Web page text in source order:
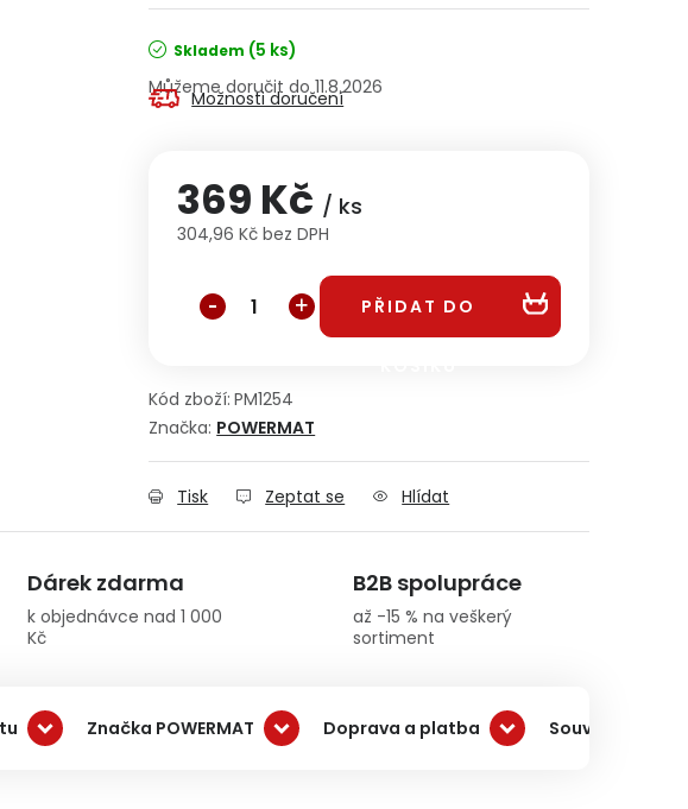
Skladem (5 ks)
11.8.2026
Možnosti doručení
369 Kč / ks
304,96 Kč bez DPH
PŘIDAT DO
Kód zboží: PM1254
Značka: POWERMAT
Tisk Zeptat se Hlídat
Dárek zdarma
k objednávce nad 1 000
Kč
B2B spolupráce
až -15 % na veškerý
sortiment
Značka POWERMAT Doprava a platba Související